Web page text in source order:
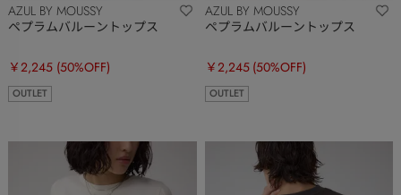
AZUL BY MOUSSY
ペプラムバルーントップス
￥2,245 (50%OFF)
OUTLET
AZUL BY MOUSSY
ペプラムバルーントップス
￥2,245 (50%OFF)
OUTLET